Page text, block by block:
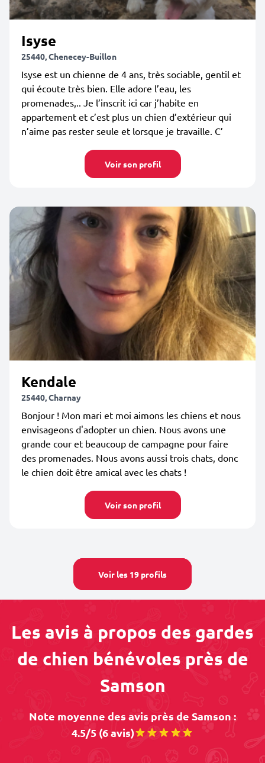
Isyse
25440, Chenecey-Buillon
Isyse est un chienne de 4 ans, très sociable, gentil et
qui écoute très bien. Elle adore l’eau, les
promenades,.. Je l’inscrit ici car j’habite en
appartement et c’est plus un chien d’extérieur qui
n’aime pas rester seule et lorsque je travaille. C’
Voir son profil
Kendale
25440, Charnay
Bonjour ! Mon mari et moi aimons les chiens et nous
envisageons d'adopter un chien. Nous avons une
grande cour et beaucoup de campagne pour faire
des promenades. Nous avons aussi trois chats, donc
le chien doit être amical avec les chats !
Voir son profil
Voir les 19 profils
Les avis à propos des gardes
de chien bénévoles près de
Samson
Note moyenne des avis près de Samson :
4.5/5 (6 avis)